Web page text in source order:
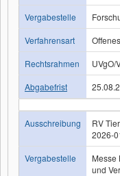
Vergabestelle
Verfahrensart
Rechtsrahmen
UVgO/
Abgabefrist
Ausschreibung
RV
2026-
Vergabestelle
Messe
und